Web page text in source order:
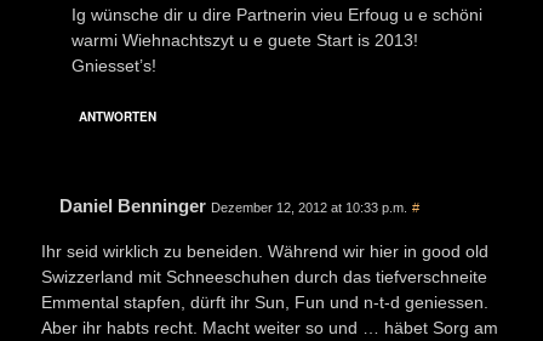
Ig wünsche dir u dire Partnerin vieu Erfoug u e schöni
warmi Wiehnachtszyt u e guete Start is 2013!
Gniesset’s!
ANTWORTEN
Daniel Benninger Dezember 12, 2012 at 10:33 p.m. #
Ihr seid wirklich zu beneiden. Während wir hier in good old
Swizzerland mit Schneeschuhen durch das tiefverschneite
Emmental stapfen, dürft ihr Sun, Fun und n-t-d geniessen.
Aber ihr habts recht. Macht weiter so und … häbet Sorg am